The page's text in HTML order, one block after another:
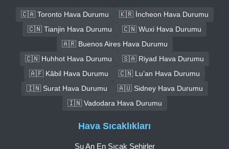
🇨🇦 Toronto Hava Durumu
🇰🇷 İncheon Hava Durumu
🇨🇳 Tianjin Hava Durumu
🇨🇳 Wuxi Hava Durumu
🇦🇷 Buenos Aires Hava Durumu
🇨🇳 Huhhot Hava Durumu
🇸🇦 Riyad Hava Durumu
🇦🇫 Kâbil Hava Durumu
🇨🇳 Lu’an Hava Durumu
🇮🇳 Surat Hava Durumu
🇦🇺 Sidney Hava Durumu
🇮🇳 Vadodara Hava Durumu
Hava Sıcaklıkları
Şu An En Sıcak Şehirler